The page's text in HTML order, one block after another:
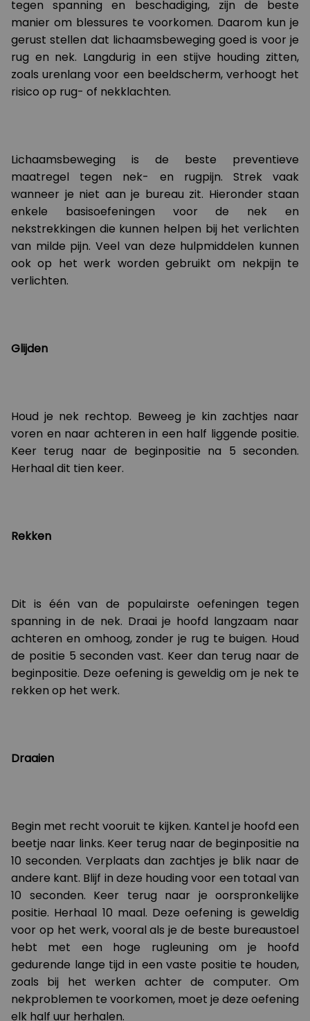
tegen spanning en beschadiging, zijn de beste
manier om blessures te voorkomen. Daarom kun je
gerust stellen dat lichaamsbeweging goed is voor je
rug en nek. Langdurig in een stijve houding zitten,
zoals urenlang voor een beeldscherm, verhoogt het
risico op rug- of nekklachten.
Lichaamsbeweging is de beste preventieve
maatregel tegen nek- en rugpijn. Strek vaak
wanneer je niet aan je bureau zit. Hieronder staan
enkele basisoefeningen voor de nek en
nekstrekkingen die kunnen helpen bij het verlichten
van milde pijn. Veel van deze hulpmiddelen kunnen
ook op het werk worden gebruikt om nekpijn te
verlichten.
Glijden
Houd je nek rechtop. Beweeg je kin zachtjes naar
voren en naar achteren in een half liggende positie.
Keer terug naar de beginpositie na 5 seconden.
Herhaal dit tien keer.
Rekken
Dit is één van de populairste oefeningen tegen
spanning in de nek. Draai je hoofd langzaam naar
achteren en omhoog, zonder je rug te buigen. Houd
de positie 5 seconden vast. Keer dan terug naar de
beginpositie. Deze oefening is geweldig om je nek te
rekken op het werk.
Draaien
Begin met recht vooruit te kijken. Kantel je hoofd een
beetje naar links. Keer terug naar de beginpositie na
10 seconden. Verplaats dan zachtjes je blik naar de
andere kant. Blijf in deze houding voor een totaal van
10 seconden. Keer terug naar je oorspronkelijke
positie. Herhaal 10 maal. Deze oefening is geweldig
voor op het werk, vooral als je de beste bureaustoel
hebt met een hoge rugleuning om je hoofd
gedurende lange tijd in een vaste positie te houden,
zoals bij het werken achter de computer. Om
nekproblemen te voorkomen, moet je deze oefening
elk half uur herhalen.